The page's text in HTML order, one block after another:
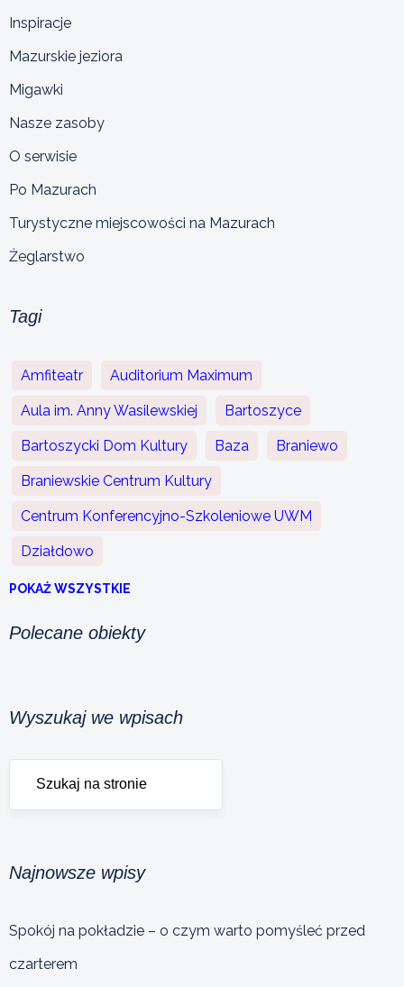
Inspiracje
Mazurskie jeziora
Migawki
Nasze zasoby
O serwisie
Po Mazurach
Turystyczne miejscowości na Mazurach
Żeglarstwo
Tagi
Amfiteatr Auditorium Maximum
Aula im. Anny Wasilewskiej Bartoszyce
Bartoszycki Dom Kultury Baza Braniewo
Braniewskie Centrum Kultury
Centrum Konferencyjno-Szkoleniowe UWM
Działdowo
POKAŻ WSZYSTKIE
Polecane obiekty
Wyszukaj we wpisach
Najnowsze wpisy
Spokój na pokładzie – o czym warto pomyśleć przed
czarterem